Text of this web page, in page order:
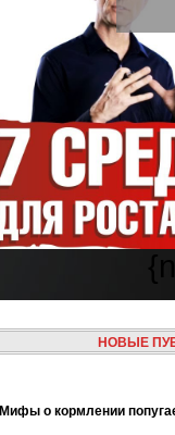
НОВЫЕ
Мифы о кормлении